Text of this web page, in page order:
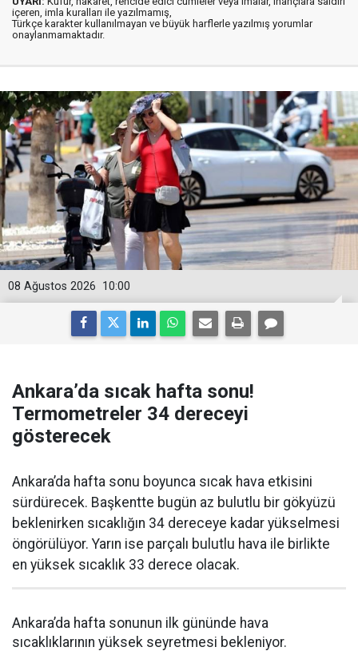
içeren, imla kuralları ile yazılmamış,
Türkçe karakter kullanılmayan ve büyük harflerle yazılmış yorumlar
onaylanmamaktadır.
10:00
08 Ağustos 2026
Ankara’da sıcak hafta sonu!
Termometreler 34 dereceyi
gösterecek
Ankara’da hafta sonu boyunca sıcak hava etkisini
sürdürecek. Başkentte bugün az bulutlu bir gökyüzü
beklenirken sıcaklığın 34 dereceye kadar yükselmesi
öngörülüyor. Yarın ise parçalı bulutlu hava ile birlikte
en yüksek sıcaklık 33 derece olacak.
Ankara’da hafta sonunun ilk gününde hava
sıcaklıklarının yüksek seyretmesi bekleniyor.